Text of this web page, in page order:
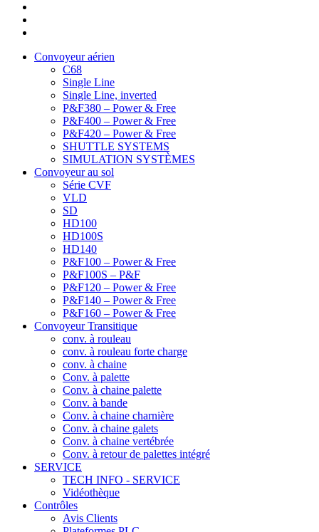
Convoyeur aérien
C68
Single Line
Single Line, inverted
P&F380 – Power & Free
P&F400 – Power & Free
P&F420 – Power & Free
SHUTTLE SYSTEMS
SIMULATION SYSTÈMES
Convoyeur au sol
Série CVF
VLD
SD
HD100
HD100S
HD140
P&F100 – Power & Free
P&F100S – P&F
P&F120 – Power & Free
P&F140 – Power & Free
P&F160 – Power & Free
Convoyeur Transitique
conv. à rouleau
conv. à rouleau forte charge
conv. à chaine
Conv. à palette
Conv. à chaine palette
Conv. à bande
Conv. à chaine charnière
Conv. à chaine galets
Conv. à chaine vertébrée
Conv. à retour de palettes intégré
SERVICE
TECH INFO - SERVICE
Vidéothèque
Contrôles
Avis Clients